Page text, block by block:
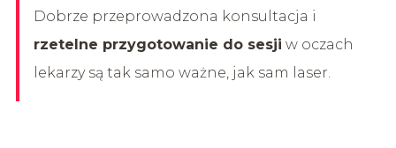
Dobrze przeprowadzona konsultacja i
rzetelne przygotowanie do sesji w oczach
lekarzy są tak samo ważne, jak sam laser.